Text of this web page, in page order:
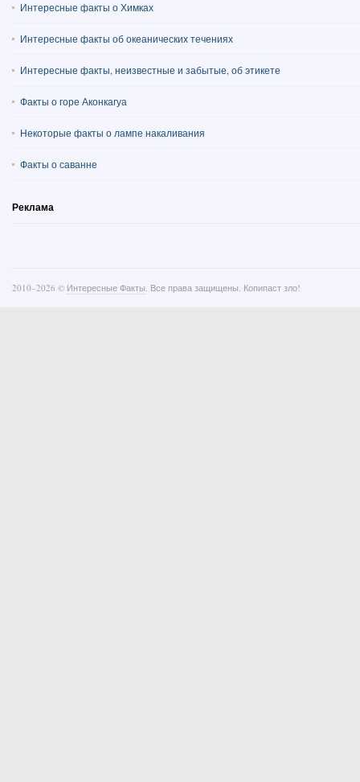
Интересные факты о Химках
Интересные факты об океанических течениях
Интересные факты, неизвестные и забытые, об этикете
Факты о горе Аконкагуа
Некоторые факты о лампе накаливания
Факты о саванне
Реклама
2010–2026 © Интересные Факты. Все права защищены. Копипаст зло!